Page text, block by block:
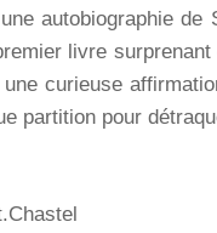
autobiographie de
livre surprenant
une curieuse
partition pour